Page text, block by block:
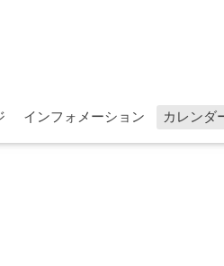
インフォメーション カレンダ